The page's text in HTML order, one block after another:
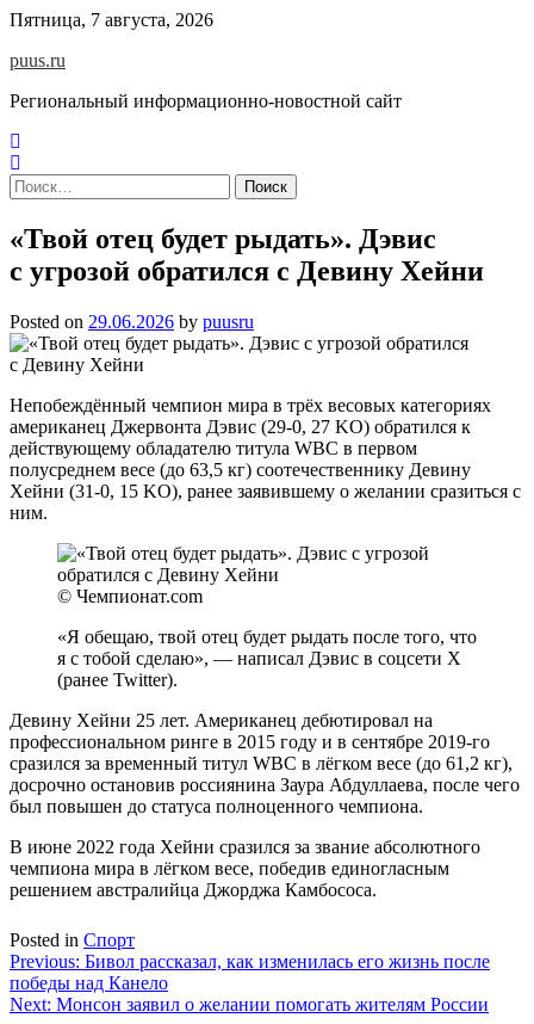
Skip
content
Пятница, 7 августа, 2026
puus.ru
Региональный информационно-новостной сайт
Найти:
«Твой отец будет рыдать». Дэвис
с угрозой обратился с Девину Хейни
Posted on 29.06.2026 by puusru
Непобеждённый чемпион мира в трёх весовых категориях
американец Джервонта Дэвис (29-0, 27 KO) обратился к
действующему обладателю титула WBC в первом
полусреднем весе (до 63,5 кг) соотечественнику Девину
Хейни (31-0, 15 KO), ранее заявившему о желании сразиться с
ним.
© Чемпионат.com
«Я обещаю, твой отец будет рыдать после того, что
я с тобой сделаю», — написал Дэвис в соцсети X
(ранее Twitter).
Девину Хейни 25 лет. Американец дебютировал на
профессиональном ринге в 2015 году и в сентябре 2019-го
сразился за временный титул WBC в лёгком весе (до 61,2 кг),
досрочно остановив россиянина Заура Абдуллаева, после чего
был повышен до статуса полноценного чемпиона.
В июне 2022 года Хейни сразился за звание абсолютного
чемпиона мира в лёгком весе, победив единогласным
решением австралийца Джорджа Камбососа.
Posted in Спорт
Навигация
по
Previous: Бивол рассказал, как изменилась его жизнь после
победы над Канело
Next: Монсон заявил о желании помогать жителям России